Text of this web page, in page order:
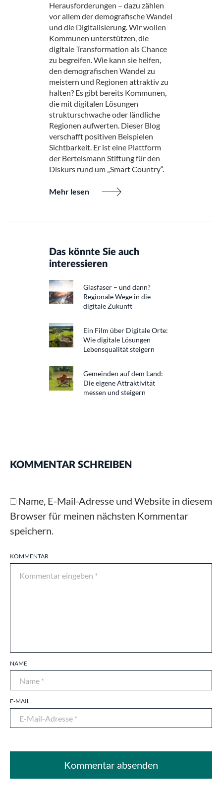
Herausforderungen – dazu zählen
vor allem der demografische Wandel
und die Digitalisierung. Wir wollen
Kommunen unterstützen, die
digitale Transformation als Chance
zu begreifen. Wie kann sie helfen,
den demografischen Wandel zu
meistern und Regionen attraktiv zu
halten? Es gibt bereits Kommunen,
die mit digitalen Lösungen
strukturschwache oder ländliche
Regionen aufwerten. Dieser Blog
verschafft positiven Beispielen
Sichtbarkeit. Er ist eine Plattform
der Bertelsmann Stiftung für den
Diskurs rund um „Smart Country“.
Mehr lesen
Das könnte Sie auch
interessieren
Glasfaser – und dann?
Regionale Wege in die
digitale Zukunft
Ein Film über Digitale Orte:
Wie digitale Lösungen
Lebensqualität steigern
Gemeinden auf dem Land:
Die eigene Attraktivität
messen und steigern
KOMMENTAR SCHREIBEN
KOMMENTAR
NAME
E-MAIL
Name, E-Mail-Adresse und Website in diesem
Browser für meinen nächsten Kommentar
speichern.